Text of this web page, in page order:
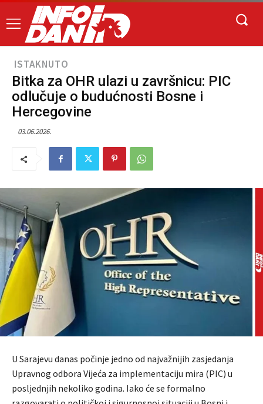
ISTAKNUTO
Bitka za OHR ulazi u završnicu: PIC
odlučuje o budućnosti Bosne i
Hercegovine
03.06.2026.
U Sarajevu danas počinje jedno od najvažnijih zasjedanja
Upravnog odbora Vijeća za implementaciju mira (PIC) u
posljednjih nekoliko godina. Iako će se formalno